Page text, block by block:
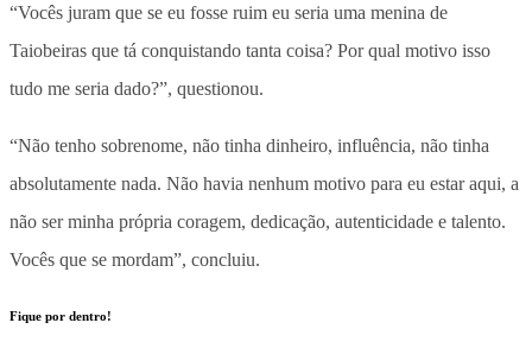
“Vocês juram que se eu fosse ruim eu seria uma menina de
Taiobeiras que tá conquistando tanta coisa? Por qual motivo isso
tudo me seria dado?”, questionou.
“Não tenho sobrenome, não tinha dinheiro, influência, não tinha
absolutamente nada. Não havia nenhum motivo para eu estar aqui, a
não ser minha própria coragem, dedicação, autenticidade e talento.
Vocês que se mordam”, concluiu.
Fique por dentro!